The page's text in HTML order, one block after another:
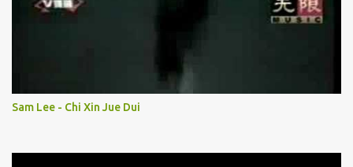
Sam Lee - Chi Xin Jue Dui